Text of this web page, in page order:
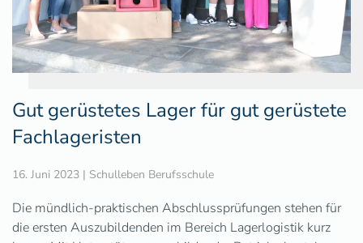
Gut gerüstetes Lager für gut gerüstete
Fachlageristen
16. Juni 2023 | Schulleben Berufsschule
Die mündlich-praktischen Abschlussprüfungen stehen für
die ersten Auszubildenden im Bereich Lagerlogistik kurz